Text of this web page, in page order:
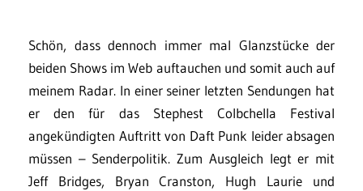
Schön, dass dennoch immer mal Glanzstücke der
beiden Shows im Web auftauchen und somit auch auf
meinem Radar. In einer seiner letzten Sendungen hat
er den für das Stephest Colbchella Festival
angekündigten Auftritt von Daft Punk leider absagen
müssen – Senderpolitik. Zum Ausgleich legt er mit
Jeff Bridges, Bryan Cranston, Hugh Laurie und